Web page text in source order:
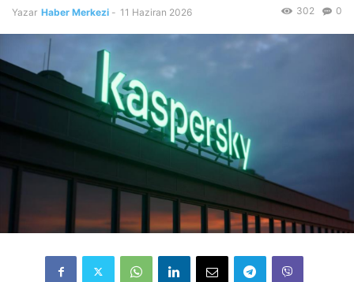
Yazar Haber Merkezi - 11 Haziran 2026 0
302